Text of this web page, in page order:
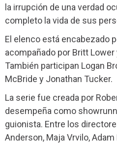
la irrupción de una verdad
completo la vida de sus
El elenco está encabezado
acompañado por Britt
También participan Logan
McBride y Jonathan Tucker.
La serie fue creada por
desempeña como
guionista. Entre los
Anderson, Maja Vrvilo,